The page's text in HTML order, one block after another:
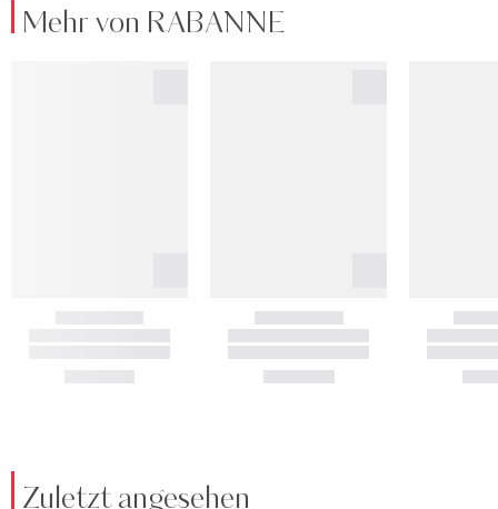
Mehr von RABANNE
Zuletzt angesehen